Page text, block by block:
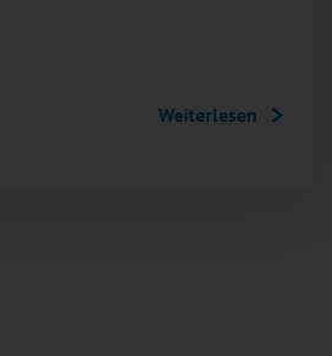
Weiterlesen